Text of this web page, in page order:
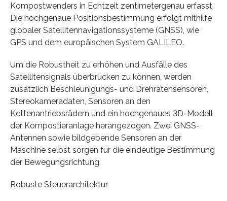
Kompostwenders in Echtzeit zentimetergenau erfasst.
Die hochgenaue Positionsbestimmung erfolgt mithilfe
globaler Satellitennavigationssysteme (GNSS), wie
GPS und dem europäischen System GALILEO.
Um die Robustheit zu erhöhen und Ausfälle des
Satellitensignals überbrücken zu können, werden
zusätzlich Beschleunigungs- und Drehratensensoren,
Stereokameradaten, Sensoren an den
Kettenantriebsrädern und ein hochgenaues 3D-Modell
der Kompostieranlage herangezogen. Zwei GNSS-
Antennen sowie bildgebende Sensoren an der
Maschine selbst sorgen für die eindeutige Bestimmung
der Bewegungsrichtung.
Robuste Steuerarchitektur